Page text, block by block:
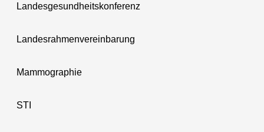
Landesgesundheitskonferenz
Landesrahmenvereinbarung
Mammographie
STI